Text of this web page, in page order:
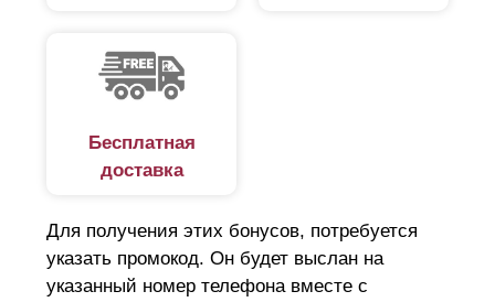
Бесплатная
доставка
Для получения этих бонусов, потребуется
указать промокод. Он будет выслан на
указанный номер телефона вместе с